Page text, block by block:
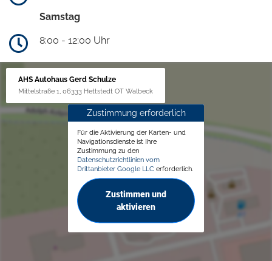
Samstag
8:00 - 12:00 Uhr
AHS Autohaus Gerd Schulze
Mittelstraße 1, 06333 Hettstedt OT Walbeck
Zustimmung erforderlich
Für die Aktivierung der Karten- und
Navigationsdienste ist Ihre
Zustimmung zu den
Datenschutzrichtlinien vom
Drittanbieter Google LLC erforderlich.
Zustimmen und
aktivieren